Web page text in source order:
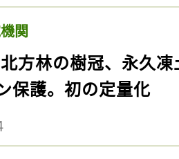
関
北方林の樹冠、永久
保護。初の定量化